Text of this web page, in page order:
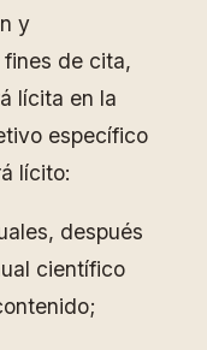
y
de cita,
lícita en la
específico
lícito:
después
científico